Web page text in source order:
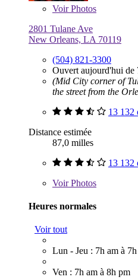
VoirPhotos
2801 Tulane Ave
New Orleans, LA 70119
(504) 821-3300
Ouvert aujourd'hui de
(Mid City corner of
the street from the
13 132
Distance estimée
87,0 milles
13 132
VoirPhotos
Heures normales
Voir tout
Lun - Jeu : 7h am à
Ven : 7h am à 8h pm